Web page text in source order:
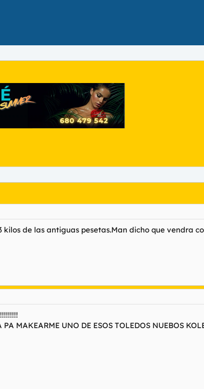
de las antiguas pesetas.Man dicho que vendra
MAKEARME UNO DE ESOS TOLEDOS NUEBOS